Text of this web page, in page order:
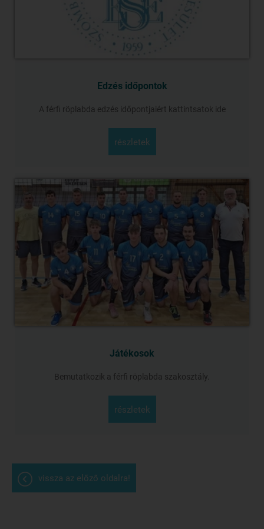
Edzés időpontok
A férfi röplabda edzés időpontjaiért kattintsatok ide
részletek
Játékosok
Bemutatkozik a férfi röplabda szakosztály.
részletek
vissza az előző oldalra!